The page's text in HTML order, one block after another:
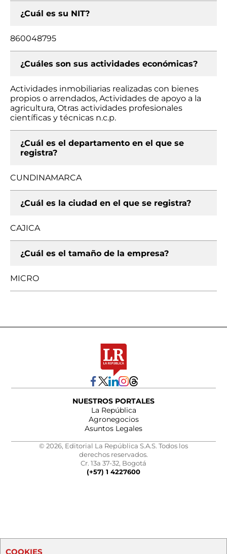
¿Cuál es su NIT?
860048795
¿Cuáles son sus actividades económicas?
Actividades inmobiliarias realizadas con bienes
propios o arrendados, Actividades de apoyo a la
agricultura, Otras actividades profesionales
científicas y técnicas n.c.p.
¿Cuál es el departamento en el que se
registra?
CUNDINAMARCA
¿Cuál es la ciudad en el que se registra?
CAJICA
¿Cuál es el tamaño de la empresa?
MICRO
NUESTROS PORTALES
La República
Agronegocios
Asuntos Legales
© 2026, Editorial La República S.A.S. Todos los
derechos reservados.
Cr. 13a 37-32, Bogotá
(+57) 1 4227600
COOKIES